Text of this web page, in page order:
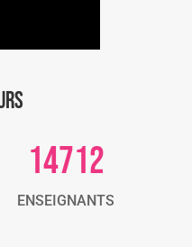
14712
ENSEIGNANTS